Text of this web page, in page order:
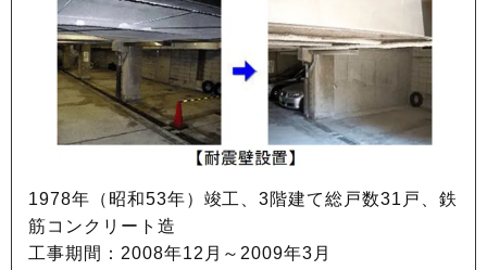
1978年（昭和53年）竣工、3階建て総戸数31戸、鉄
筋コンクリート造
工事期間：2008年12月～2009年3月